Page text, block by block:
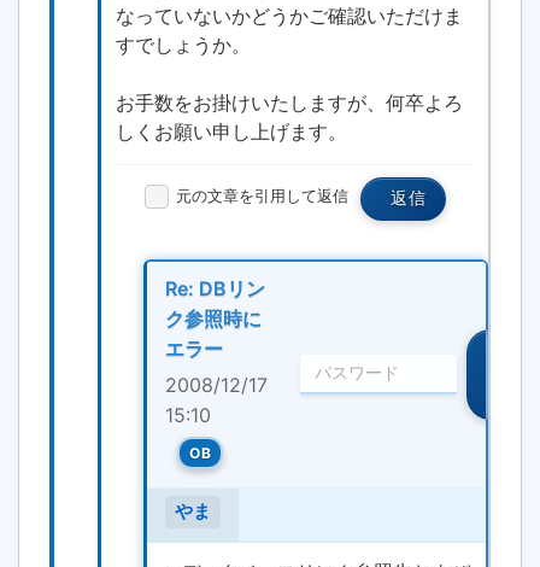
なっていないかどうかご確認いただけま
すでしょうか。
お手数をお掛けいたしますが、何卒よろ
しくお願い申し上げます。
元の文章を引用して返信 返信
Re: DBリン
ク参照時に
エラー
2008/12/17
15:10
OB
やま